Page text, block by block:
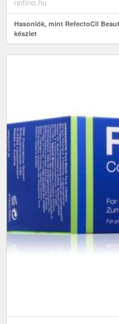
notino.hu
Hasonlók, mint RefectoCil
készlet